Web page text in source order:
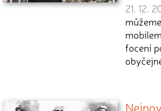
21. 12.
focení